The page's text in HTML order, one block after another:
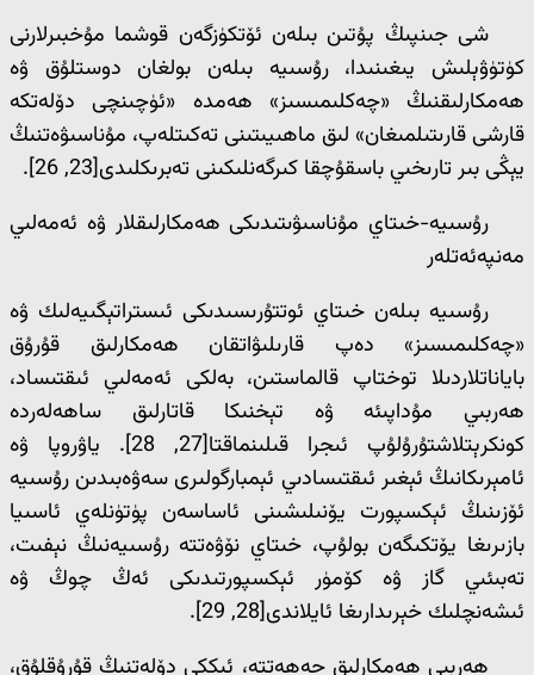
شى جىنپىڭ پۇتىن بىلەن ئۆتكۈزگەن قوشما مۇخبىرلارنى
كۈتۈۋېلىش يىغىنىدا، رۇسىيە بىلەن بولغان دوستلۇق ۋە
ھەمكارلىقنىڭ «چەكلىمىسىز» ھەمدە «ئۈچىنچى دۆلەتكە
قارشى قارىتىلمىغان» لىق ماھىيىتىنى تەكىتلەپ، مۇناسىۋەتنىڭ
يېڭى بىر تارىخىي باسقۇچقا كىرگەنلىكىنى تەبرىكلىدى[23, 26].
رۇسىيە-خىتاي مۇناسىۋىتىدىكى ھەمكارلىقلار ۋە ئەمەلىي
مەنپەئەتلەر
رۇسىيە بىلەن خىتاي ئوتتۇرىسىدىكى ئىستراتېگىيەلىك ۋە
«چەكلىمىسىز» دەپ قارىلىۋاتقان ھەمكارلىق قۇرۇق
باياناتلاردىلا توختاپ قالماستىن، بەلكى ئەمەلىي ئىقتىساد،
ھەربىي مۇداپىئە ۋە تېخنىكا قاتارلىق ساھەلەردە
كونكرېتلاشتۇرۇلۇپ ئىجرا قىلىنماقتا[27, 28]. ياۋروپا ۋە
ئامېرىكانىڭ ئېغىر ئىقتىسادىي ئېمبارگولىرى سەۋەبىدىن رۇسىيە
ئۆزىنىڭ ئېكسپورت يۆنىلىشىنى ئاساسەن پۈتۈنلەي ئاسىيا
بازىرىغا يۆتكىگەن بولۇپ، خىتاي نۆۋەتتە رۇسىيەنىڭ نېفىت،
تەبىئىي گاز ۋە كۆمۈر ئېكسپورتىدىكى ئەڭ چوڭ ۋە
ئىشەنچلىك خېرىدارىغا ئايلاندى[28, 29].
ھەربىي ھەمكارلىق جەھەتتە، ئىككى دۆلەتنىڭ قۇرۇقلۇق،